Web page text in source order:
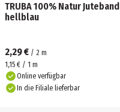
TRUBA 100% Natur Juteband
hellblau
2,29 € / 2 m
1,15 € / 1 m
Online verfügbar
In die Filiale lieferbar